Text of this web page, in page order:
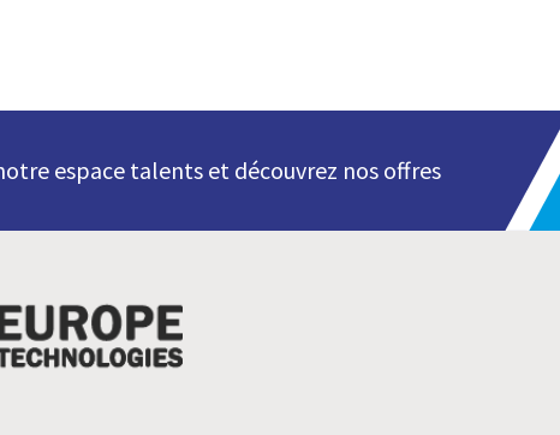
espace talents et découvrez nos offres